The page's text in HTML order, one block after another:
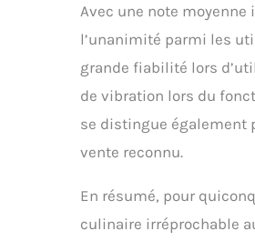
Avec une note
l’unanimité parmi les
grande fiabilité lors
de vibration lors du
se distingue également
vente reconnu.
En résumé, pour
culinaire irréprochable